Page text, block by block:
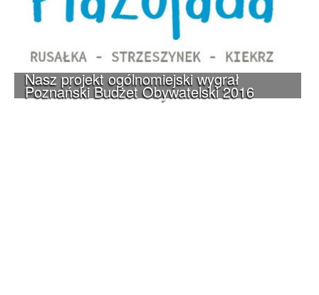
Nasz projekt ogólnomiejski wygrał
Poznański Budżet Obywatelski 2016